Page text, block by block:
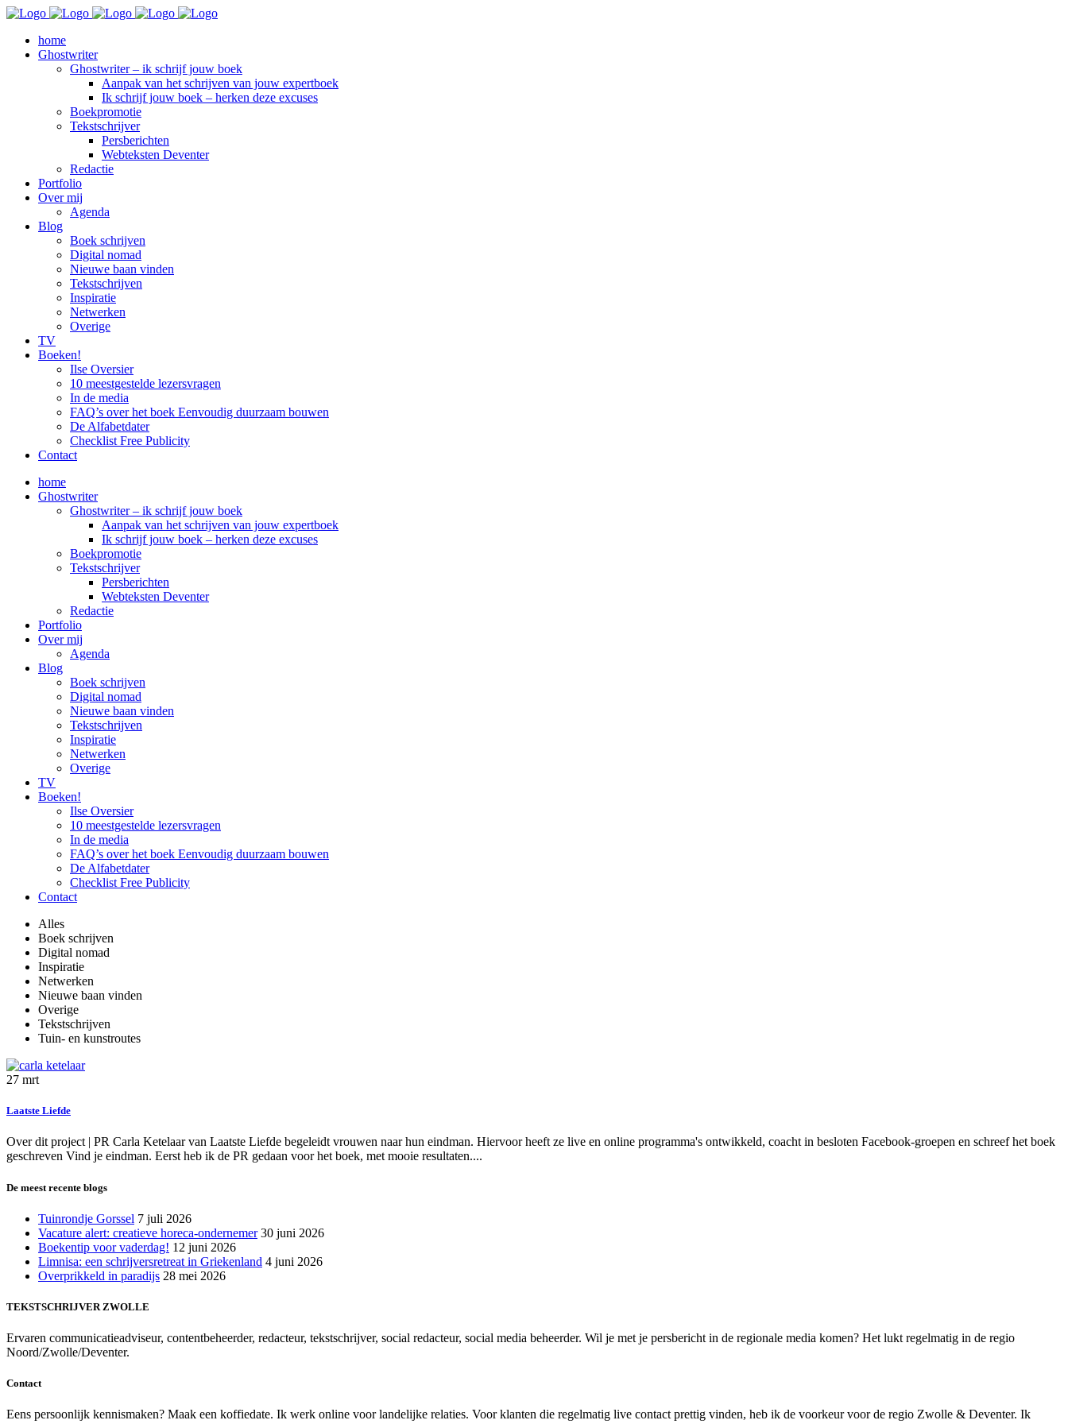
home
Ghostwriter
Ghostwriter – ik schrijf jouw boek
Aanpak van het schrijven van jouw expertboek
Ik schrijf jouw boek – herken deze excuses
Boekpromotie
Tekstschrijver
Persberichten
Webteksten Deventer
Redactie
Portfolio
Over mij
Agenda
Blog
Boek schrijven
Digital nomad
Nieuwe baan vinden
Tekstschrijven
Inspiratie
Netwerken
Overige
TV
Boeken!
Ilse Oversier
10 meestgestelde lezersvragen
In de media
FAQ’s over het boek Eenvoudig duurzaam bouwen
De Alfabetdater
Checklist Free Publicity
Contact
home
Ghostwriter
Ghostwriter – ik schrijf jouw boek
Aanpak van het schrijven van jouw expertboek
Ik schrijf jouw boek – herken deze excuses
Boekpromotie
Tekstschrijver
Persberichten
Webteksten Deventer
Redactie
Portfolio
Over mij
Agenda
Blog
Boek schrijven
Digital nomad
Nieuwe baan vinden
Tekstschrijven
Inspiratie
Netwerken
Overige
TV
Boeken!
Ilse Oversier
10 meestgestelde lezersvragen
In de media
FAQ’s over het boek Eenvoudig duurzaam bouwen
De Alfabetdater
Checklist Free Publicity
Contact
Alles
Boek schrijven
Digital nomad
Inspiratie
Netwerken
Nieuwe baan vinden
Overige
Tekstschrijven
Tuin- en kunstroutes
27 mrt
Laatste Liefde
Over dit project | PR Carla Ketelaar van Laatste Liefde begeleidt vrouwen naar hun eindman. Hiervoor heeft ze live en online programma's ontwikkeld, coacht in besloten Facebook-groepen en schreef het boek
geschreven Vind je eindman. Eerst heb ik de PR gedaan voor het boek, met mooie resultaten....
De meest recente blogs
Tuinrondje Gorssel 7 juli 2026
Vacature alert: creatieve horeca-ondernemer 30 juni 2026
Boekentip voor vaderdag! 12 juni 2026
Limnisa: een schrijversretreat in Griekenland 4 juni 2026
Overprikkeld in paradijs 28 mei 2026
TEKSTSCHRIJVER ZWOLLE
Ervaren communicatieadviseur, contentbeheerder, redacteur, tekstschrijver, social redacteur, social media beheerder. Wil je met je persbericht in de regionale media komen? Het lukt regelmatig in de regio
Noord/Zwolle/Deventer.
Contact
Eens persoonlijk kennismaken? Maak een koffiedate. Ik werk online voor landelijke relaties. Voor klanten die regelmatig live contact prettig vinden, heb ik de voorkeur voor de regio Zwolle & Deventer. Ik